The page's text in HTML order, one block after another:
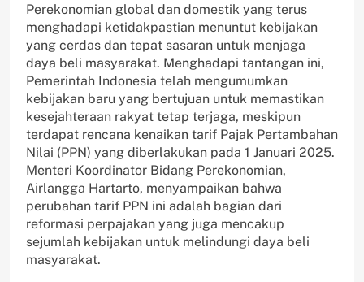
Perekonomian global dan domestik yang terus
menghadapi ketidakpastian menuntut kebijakan
yang cerdas dan tepat sasaran untuk menjaga
daya beli masyarakat. Menghadapi tantangan ini,
Pemerintah Indonesia telah mengumumkan
kebijakan baru yang bertujuan untuk memastikan
kesejahteraan rakyat tetap terjaga, meskipun
terdapat rencana kenaikan tarif Pajak Pertambahan
Nilai (PPN) yang diberlakukan pada 1 Januari 2025.
Menteri Koordinator Bidang Perekonomian,
Airlangga Hartarto, menyampaikan bahwa
perubahan tarif PPN ini adalah bagian dari
reformasi perpajakan yang juga mencakup
sejumlah kebijakan untuk melindungi daya beli
masyarakat.